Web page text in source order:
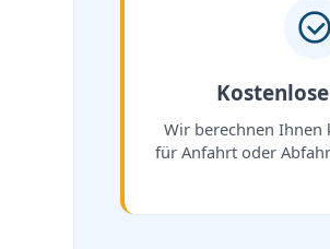
Wir berechnen Ihnen
für Anfahrt oder